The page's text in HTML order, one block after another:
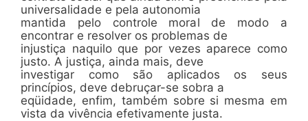
universalidade e pela autonomia
mantida pelo controle moral de modo a
encontrar e resolver os problemas de
injustiça naquilo que por vezes aparece como
justo. A justiça, ainda mais, deve
investigar como são aplicados os seus
princípios, deve debruçar-se sobra a
eqüidade, enfim, também sobre si mesma em
vista da vivência efetivamente justa.